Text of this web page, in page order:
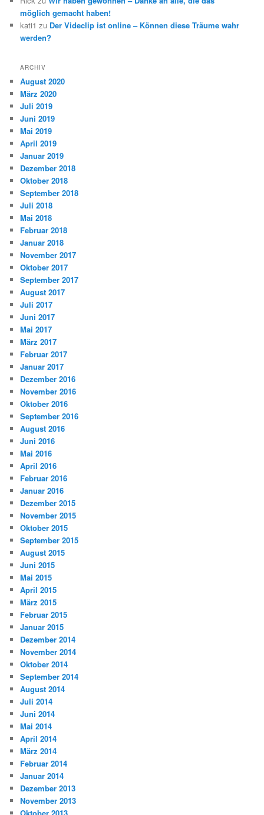
möglich gemacht haben!
kati1 zu Der Videclip ist online – Können diese Träume wahr
werden?
ARCHIV
August 2020
März 2020
Juli 2019
Juni 2019
Mai 2019
April 2019
Januar 2019
Dezember 2018
Oktober 2018
September 2018
Juli 2018
Mai 2018
Februar 2018
Januar 2018
November 2017
Oktober 2017
September 2017
August 2017
Juli 2017
Juni 2017
Mai 2017
März 2017
Februar 2017
Januar 2017
Dezember 2016
November 2016
Oktober 2016
September 2016
August 2016
Juni 2016
Mai 2016
April 2016
Februar 2016
Januar 2016
Dezember 2015
November 2015
Oktober 2015
September 2015
August 2015
Juni 2015
Mai 2015
April 2015
März 2015
Februar 2015
Januar 2015
Dezember 2014
November 2014
Oktober 2014
September 2014
August 2014
Juli 2014
Juni 2014
Mai 2014
April 2014
März 2014
Februar 2014
Januar 2014
Dezember 2013
November 2013